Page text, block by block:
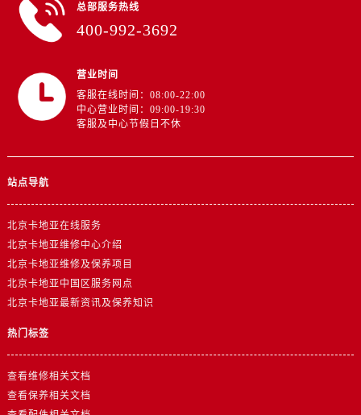
总部服务热线
400-992-3692
营业时间
客服在线时间：08:00-22:00
中心营业时间：09:00-19:30
客服及中心节假日不休
站点导航
北京卡地亚在线服务
北京卡地亚维修中心介绍
北京卡地亚维修及保养项目
北京卡地亚中国区服务网点
北京卡地亚最新资讯及保养知识
热门标签
查看维修相关文档
查看保养相关文档